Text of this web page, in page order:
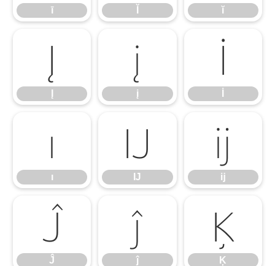
ī ĭ
Į į
į
İ
ı
ı
Ĳ
Ĳ
ĳ
ĳ
Ĵ
Ĵ
ĵ
ĵ
Ķ
Ķ